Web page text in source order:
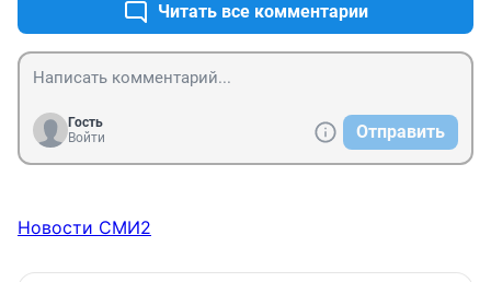
Читать все комментарии
Гость
Войти
Отправить
Новости СМИ2